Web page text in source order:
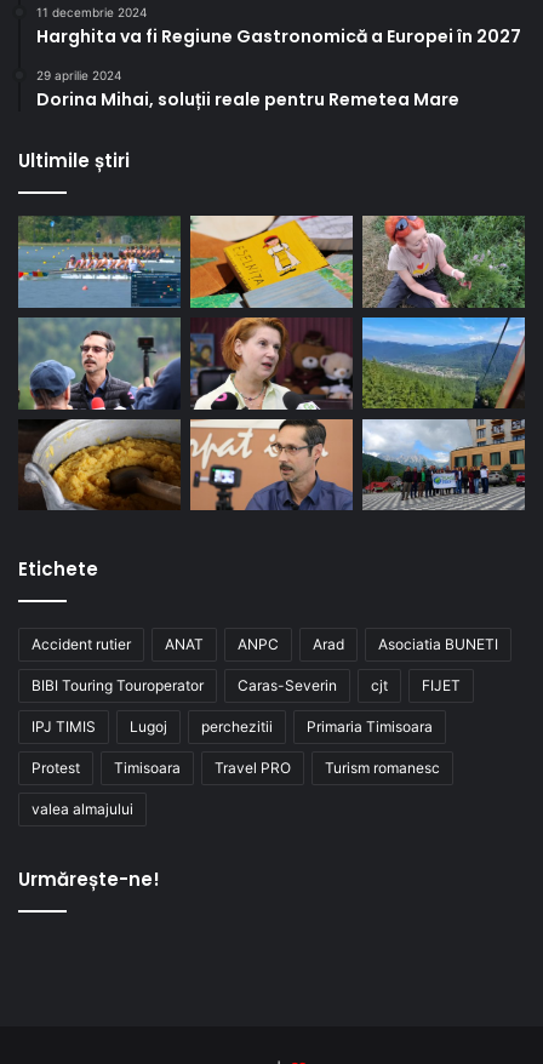
11 decembrie 2024
Harghita va fi Regiune Gastronomică a Europei în 2027
29 aprilie 2024
Dorina Mihai, soluții reale pentru Remetea Mare
Ultimile știri
Etichete
Accident rutier ANAT ANPC Arad Asociatia BUNETI
BIBI Touring Touroperator Caras-Severin cjt FIJET
IPJ TIMIS Lugoj perchezitii Primaria Timisoara
Protest Timisoara Travel PRO Turism romanesc
valea almajului
Urmărește-ne!